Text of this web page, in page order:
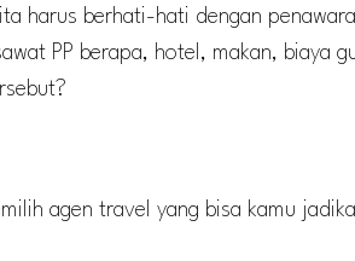
harus berhati-hati dengan
PP berapa, hotel, makan, biaya
agen travel yang bisa kamu